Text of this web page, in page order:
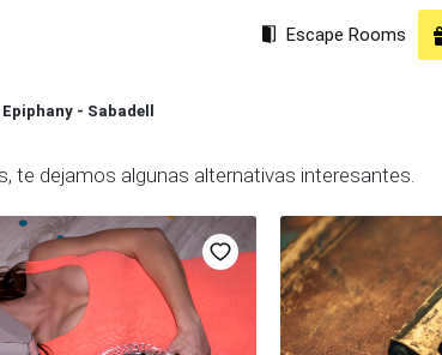
Escape Rooms
Epiphany - Sabadell
te dejamos algunas alternativas interesantes.